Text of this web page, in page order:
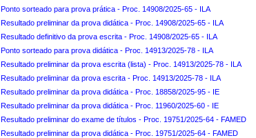
Ponto sorteado para prova prática - Proc. 14908/2025-65 - ILA
Resultado preliminar da prova didática - Proc. 14908/2025-65 - ILA
Resultado definitivo da prova escrita - Proc. 14908/2025-65 - ILA
Ponto sorteado para prova didática - Proc. 14913/2025-78 - ILA
Resultado preliminar da prova escrita (lista) - Proc. 14913/2025-78 - ILA
Resultado preliminar da prova escrita - Proc. 14913/2025-78 - ILA
Resultado preliminar da prova didática - Proc. 18858/2025-95 - IE
Resultado preliminar da prova didática - Proc. 11960/2025-60 - IE
Resultado preliminar do exame de títulos - Proc. 19751/2025-64 - FAMED
Resultado preliminar da prova didática - Proc. 19751/2025-64 - FAMED